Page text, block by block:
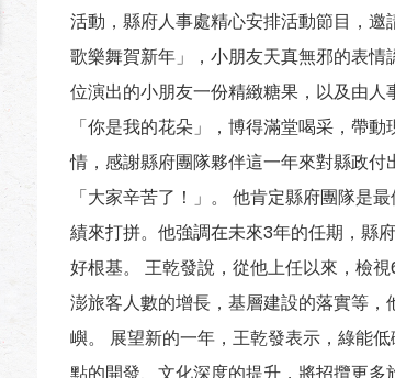
活動，縣府人事處精心安排活動節目，
歌樂舞賀新年」，小朋友天真無邪的表
位演出的小朋友一份精緻糖果，以及由
「你是我的花朵」，博得滿堂喝采，帶
情，感謝縣府團隊夥伴這一年來對縣政
「大家辛苦了！」。 他肯定縣府團隊是
績來打拼。他強調在未來3年的任期，縣
好根基。 王乾發說，從他上任以來，檢
澎旅客人數的增長，基層建設的落實等
嶼。 展望新的一年，王乾發表示，綠能